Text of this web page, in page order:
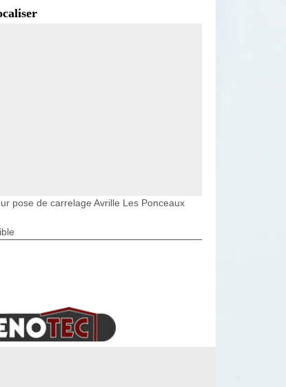
pose de carrelage Avrille Les Ponceaux